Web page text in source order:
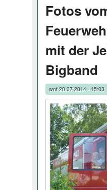
Fotos
mit der
Bigband
wnf20.07.2014 - 15:03